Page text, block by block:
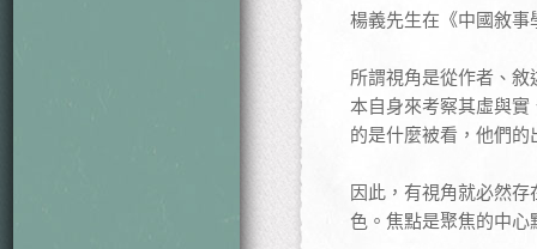
楊義先生在《中國敘事
所謂視角是從作者、
本自身來考察其虛與
的是什麼被看，他們
因此，有視角就必然
色。焦點是聚焦的中